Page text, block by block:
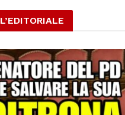
L’EDITORIALE